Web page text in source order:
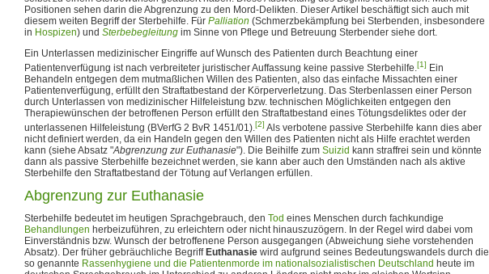
Positionen sehen darin die Abgrenzung zu den Mord-Delikten. Dieser Artikel beschäftigt sich auch mit
diesem weiten Begriff der Sterbehilfe. Für Palliation (Schmerzbekämpfung bei Sterbenden, insbesondere
in Hospizen) und Sterbebegleitung im Sinne von Pflege und Betreuung Sterbender siehe dort.
Ein Unterlassen medizinischer Eingriffe auf Wunsch des Patienten durch Beachtung einer
Patientenverfügung ist nach verbreiteter juristischer Auffassung keine passive Sterbehilfe.[1] Ein
Behandeln entgegen dem mutmaßlichen Willen des Patienten, also das einfache Missachten einer
Patientenverfügung, erfüllt den Straftatbestand der Körperverletzung. Das Sterbenlassen einer Person
durch Unterlassen von medizinischer Hilfeleistung bzw. technischen Möglichkeiten entgegen den
Therapiewünschen der betroffenen Person erfüllt den Straftatbestand eines Tötungsdeliktes oder der
unterlassenen Hilfeleistung (BVerfG 2 BvR 1451/01).[2] Als verbotene passive Sterbehilfe kann dies aber
nicht definiert werden, da ein Handeln gegen den Willen des Patienten nicht als Hilfe erachtet werden
kann (siehe Absatz "Abgrenzung zur Euthanasie"). Die Beihilfe zum Suizid kann straffrei sein und könnte
dann als passive Sterbehilfe bezeichnet werden, sie kann aber auch den Umständen nach als aktive
Sterbehilfe den Straftatbestand der Tötung auf Verlangen erfüllen.
Abgrenzung zur Euthanasie
Sterbehilfe bedeutet im heutigen Sprachgebrauch, den Tod eines Menschen durch fachkundige
Behandlungen herbeizuführen, zu erleichtern oder nicht hinauszuzögern. In der Regel wird dabei vom
Einverständnis bzw. Wunsch der betroffenene Person ausgegangen (Abweichung siehe vorstehenden
Absatz). Der früher gebräuchliche Begriff Euthanasie wird aufgrund seines Bedeutungswandels durch die
so genannte Rassenhygiene und die Patientenmorde im nationalsozialistischen Deutschland heute im